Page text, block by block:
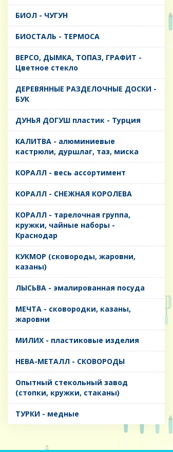
БИОЛ - ЧУГУН
БИОСТАЛЬ - ТЕРМОСА
ВЕРСО, ДЫМКА, ТОПАЗ, ГРАФИТ -
Цветное стекло
ДЕРЕВЯННЫЕ РАЗДЕЛОЧНЫЕ ДОСКИ -
БУК
ДУНЬЯ ДОГУШ пластик - Турция
КАЛИТВА - алюминиевые
кастрюли, дуршлаг, таз, миска
КОРАЛЛ - весь ассортимент
КОРАЛЛ - СНЕЖНАЯ КОРОЛЕВА
КОРАЛЛ - тарелочная группа,
кружки, чайные наборы -
Краснодар
КУКМОР (сковороды, жаровни,
казаны)
ЛЫСЬВА - эмалированная посуда
МЕЧТА - сковородки, казаны,
жаровни
МИЛИХ - пластиковые изделия
НЕВА-МЕТАЛЛ - СКОВОРОДЫ
Опытный стекольный завод
(стопки, кружки, стаканы)
ТУРКИ - медные